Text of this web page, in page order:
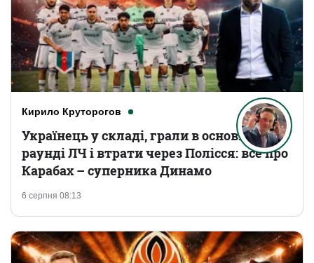
Кирило Круторогов
6 серпня 08:13
Українець у складі, грали в основному
раунді ЛЧ і втрати через Полісся: все про
Карабах – суперника Динамо